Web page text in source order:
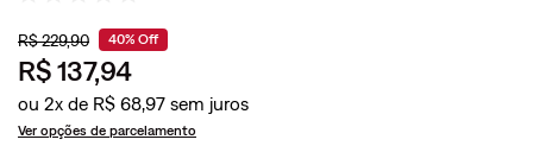
R$229,90 40% Off
R$137,94
ou 2x de R$ 68,97
Ver opções de parcelamento